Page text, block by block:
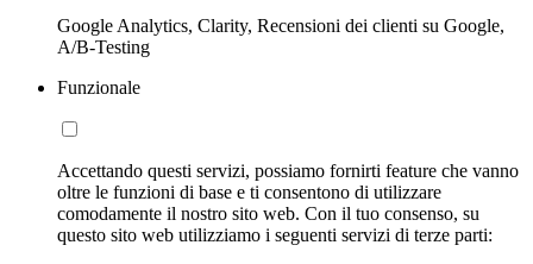
Google Analytics, Clarity, Recensioni dei clienti su Google,
A/B-Testing
Funzionale
Accettando questi servizi, possiamo fornirti feature che vanno
oltre le funzioni di base e ti consentono di utilizzare
comodamente il nostro sito web. Con il tuo consenso, su
questo sito web utilizziamo i seguenti servizi di terze parti: